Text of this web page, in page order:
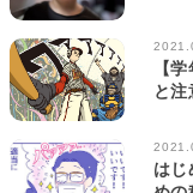
【
と注
はじ